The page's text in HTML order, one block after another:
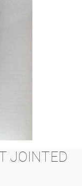
JOINTED